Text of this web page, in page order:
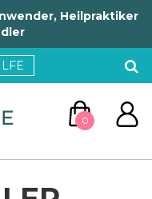
Heilpraktiker
0